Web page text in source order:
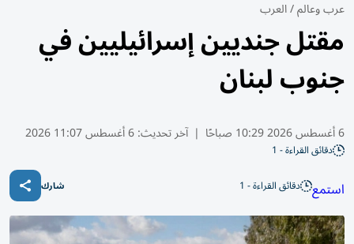
عرب وعالم/العرب
مقتل جنديين إسرائيليين في
جنوب لبنان
6 أغسطس 2026 10:29 صباحًا | آخر تحديث:6 أغسطس 11:07 2026
دقائق القراءة - 1
استمع دقائق القراءة - 1 شارك